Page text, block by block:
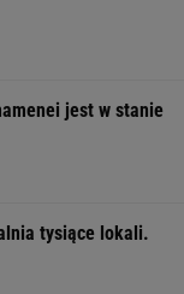
jest w stanie
tysiące lokali.